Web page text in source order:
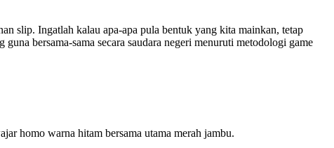
slip. Ingatlah kalau apa-apa pula bentuk yang kita mainkan, tetap
bersama-sama secara saudara negeri menuruti metodologi game
homo warna hitam bersama utama merah jambu.